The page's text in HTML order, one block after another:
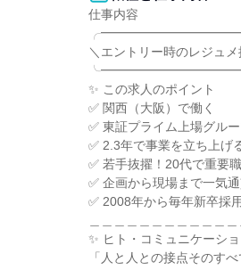
仕事内容
＼エントリー時のレジュ
✨ この求人のポイント
✅ 関西（大阪）で働く
✅ 東証プライム上場グル
✅ 2.3年で事業を立ち上げ
✅ 若手抜擢！20代で重要
✅ 企画から現場まで一気
✅ 2008年から毎年新卒採
✨ ヒト・コミュニケーシ
「人と人との接点そのす